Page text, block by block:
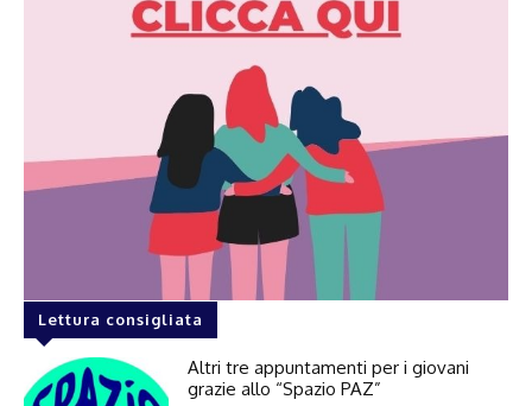
Lettura consigliata
Altri tre appuntamenti per i giovani
grazie allo “Spazio PAZ”